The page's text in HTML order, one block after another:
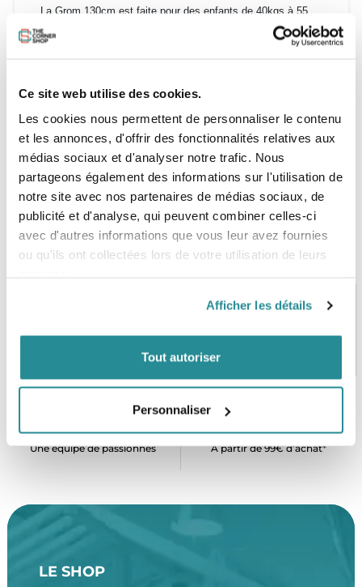
Ce site web utilise des cookies.
Les cookies nous permettent de personnaliser le contenu
et les annonces, d'offrir des fonctionnalités relatives aux
médias sociaux et d'analyser notre trafic. Nous
partageons également des informations sur l'utilisation de
notre site avec nos partenaires de médias sociaux, de
publicité et d'analyse, qui peuvent combiner celles-ci
avec d'autres informations que vous leur avez fournies
ou qu'ils ont collectées lors de votre utilisation de leurs
Afficher les détails
Tout autoriser
Personnaliser
La Grom 130cm est faite pour des enfants de 40kgs à 55
kgs.
130x39cm
CB, VISA, Mastercard, ALMA
Plus de 5000 produits en stock
SERVICE CLIENT
Une équipe de passionnés
FRAIS DE PORT OFFERTS
À partir de 99€ d’achat*
LE SHOP